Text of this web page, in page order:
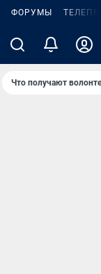
ФОРУМЫ
Что получают